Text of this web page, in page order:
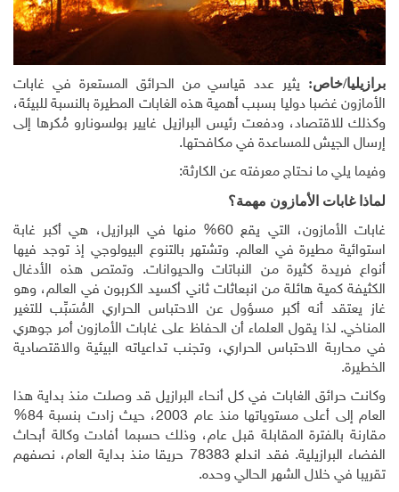
برازيليا/خاص: يثير عدد قياسي من الحرائق المستعرة في غابات
الأمازون غضبا دوليا بسبب أهمية هذه الغابات المطيرة بالنسبة للبيئة،
وكذلك للاقتصاد، ودفعت رئيس البرازيل غايير بولسونارو مُكرها إلى
إرسال الجيش للمساعدة في مكافحتها.
وفيما يلي ما نحتاج معرفته عن الكارثة:
لماذا غابات الأمازون مهمة؟
غابات الأمازون، التي يقع 60% منها في البرازيل، هي أكبر غابة
استوائية مطيرة في العالم. وتشتهر بالتنوع البيولوجي إذ توجد فيها
أنواع فريدة كثيرة من النباتات والحيوانات. وتمتص هذه الأدغال
الكثيفة كمية هائلة من انبعاثات ثاني أكسيد الكربون في العالم، وهو
غاز يعتقد أنه أكبر مسؤول عن الاحتباس الحراري المُسَبِّب للتغير
المناخي. لذا يقول العلماء أن الحفاظ على غابات الأمازون أمر جوهري
في محاربة الاحتباس الحراري، وتجنب تداعياته البيئية والاقتصادية
الخطيرة.
وكانت حرائق الغابات في كل أنحاء البرازيل قد وصلت منذ بداية هذا
العام إلى أعلى مستوياتها منذ عام 2003، حيث زادت بنسبة 84%
مقارنة بالفترة المقابلة قبل عام، وذلك حسبما أفادت وكالة أبحاث
الفضاء البرازيلية. فقد اندلع 78383 حريقا منذ بداية العام، نصفهم
تقريبا في خلال الشهر الحالي وحده.